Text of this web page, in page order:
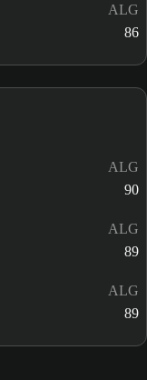
ALG
86
ALG
90
ALG
89
ALG
89